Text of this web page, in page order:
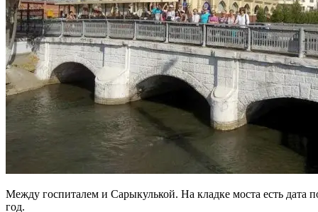
Между госпиталем и Сарыкулькой. На кладке моста есть дата
год.